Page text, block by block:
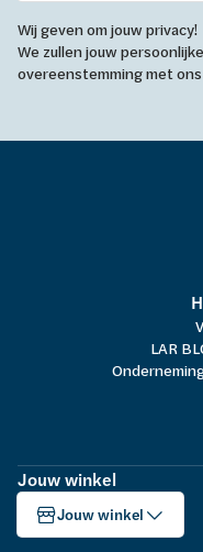
Wij geven om jouw privacy!
We zullen jouw
overeenstemming met ons
LAR
Jouw winkel
Jouw winkel